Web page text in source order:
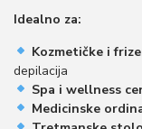
Idealno za:
Kozmetičke i
depilacija
Spa i wellness
Medicinske